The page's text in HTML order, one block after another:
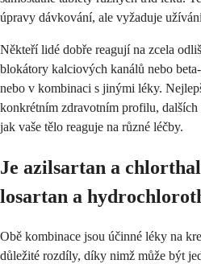
úpravy dávkování, ale vyžaduje
Někteří lidé dobře reagují na zcela
blokátory kalciových kanálů nebo
nebo v kombinaci s jinými léky.
konkrétním zdravotním profilu, dalších
jak vaše tělo reaguje na různé léčby.
Je azilsartan a
losartan a
Obě kombinace jsou účinné léky na
důležité rozdíly, díky nimž může být